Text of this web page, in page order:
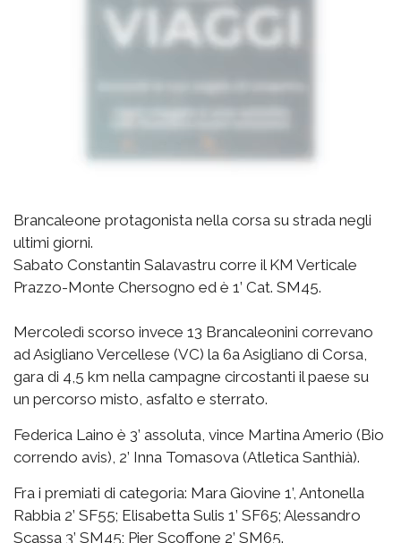
Brancaleone protagonista nella corsa su strada negli
ultimi giorni.
Sabato Constantin Salavastru corre il KM Verticale
Prazzo-Monte Chersogno ed è 1’ Cat. SM45.
Mercoledì scorso invece 13 Brancaleonini correvano
ad Asigliano Vercellese (VC) la 6a Asigliano di Corsa,
gara di 4,5 km nella campagne circostanti il paese su
un percorso misto, asfalto e sterrato.
Federica Laino è 3’ assoluta, vince Martina Amerio (Bio
correndo avis), 2’ Inna Tomasova (Atletica Santhià).
Fra i premiati di categoria: Mara Giovine 1’, Antonella
Rabbia 2’ SF55; Elisabetta Sulis 1’ SF65; Alessandro
Scassa 3’ SM45; Pier Scoffone 2’ SM65.